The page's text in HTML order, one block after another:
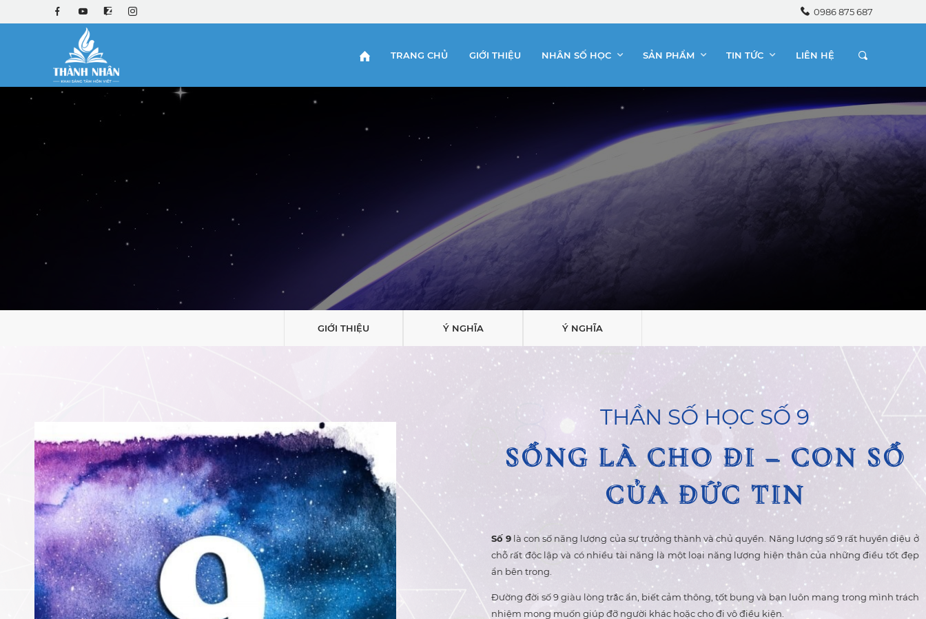
0986 875 687
TRANG CHỦ GIỚI THIỆU NHÂN SỐ HỌC SẢN PHẨM TIN TỨC LIÊN HỆ
Trang chủ
THẦN SỐ HỌC SỐ 9
GIỚI THIỆU Ý NGHĨA Ý NGHĨA
THẦN SỐ HỌC SỐ 9
SỐNG LÀ CHO ĐI – CON SỐ
CỦA ĐỨC TIN
SỐNG LÀ CHO ĐI – CON SỐ
CỦA ĐỨC TIN
Số 9là con số năng lượng của sự trưởng thành và chủ quyền. Năng lượng số 9 rất huyền diệu ở
chỗ rất độc lập và có nhiều tài năng là một loại năng lượng hiện thân của những điều tốt đẹp
ẩn bên trong.
Đường đời số 9 giàu lòng trắc ẩn, biết cảm thông, tốt bụng và bạn luôn mang trong mình trách
nhiệm mong muốn giúp đỡ người khác hoặc cho đi vô điều kiện.